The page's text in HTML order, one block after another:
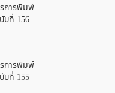
การพิมพ์
บที่ 156
การพิมพ์
บที่ 155